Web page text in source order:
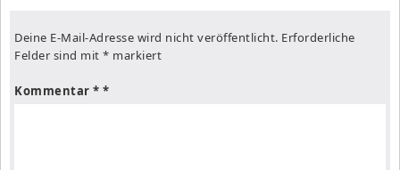
Deine E-Mail-Adresse wird nicht veröffentlicht. Erforderliche
Felder sind mit * markiert
Kommentar *